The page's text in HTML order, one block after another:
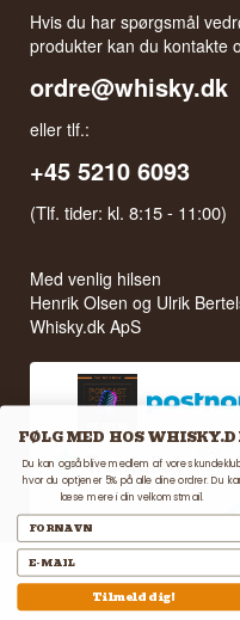
Hvis du har spørgsmål
produkter kan du kontakte
ordre@whisky.dk
eller tlf.:
+45 5210 6093
(Tlf. tider: kl. 8:15 - 11:00)
Med venlig hilsen
Henrik Olsen og Ulrik
Whisky.dk ApS
FØLG MED HOS
Du kan også blive medlem af vores
hvor du optjener 5% på alle dine ordrer. Du
læse mere i din velkomstmail.
Tilmeld dig!